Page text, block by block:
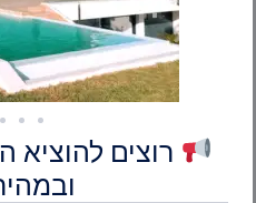
רוצים להוציא